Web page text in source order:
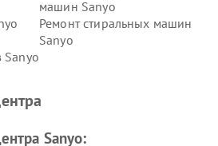
машин Sanyo
Ремонт стиральных машин
Sanyo
Sanyo
Sanyo: